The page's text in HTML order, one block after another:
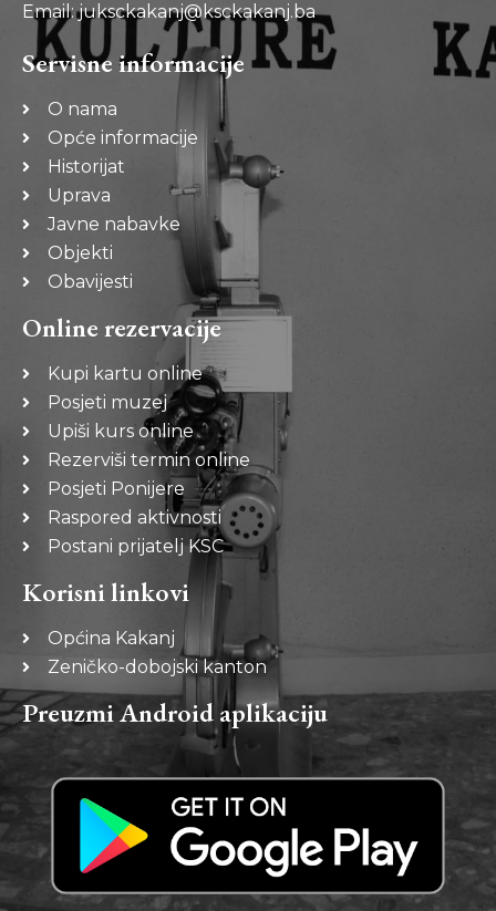
Email: juksckakanj@ksckakanj.ba
Servisne informacije
O nama
Opće informacije
Historijat
Uprava
Javne nabavke
Objekti
Obavijesti
Online rezervacije
Kupi kartu online
Posjeti muzej
Upiši kurs online
Rezerviši termin online
Posjeti Ponijere
Raspored aktivnosti
Postani prijatelj KSC
Korisni linkovi
Općina Kakanj
Zeničko-dobojski kanton
Preuzmi Android aplikaciju